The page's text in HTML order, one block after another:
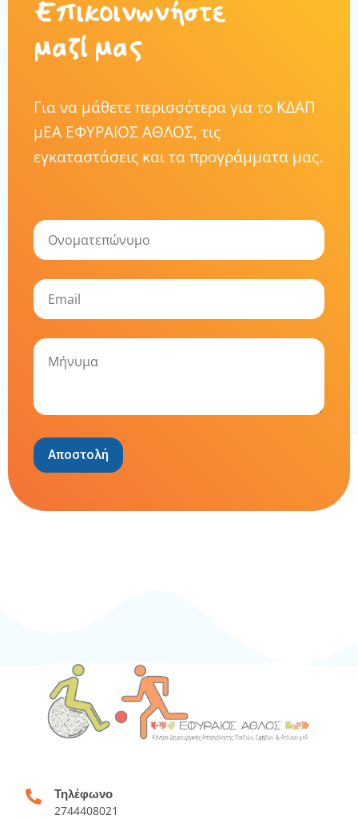
Επικοινωνήστε
μαζί μας
Για να μάθετε περισσότερα για το ΚΔΑΠ
μΕΑ ΕΦΥΡΑΙΟΣ ΑΘΛΟΣ, τις
εγκαταστάσεις και τα προγράμματα μας.
Τηλέφωνο
2744408021